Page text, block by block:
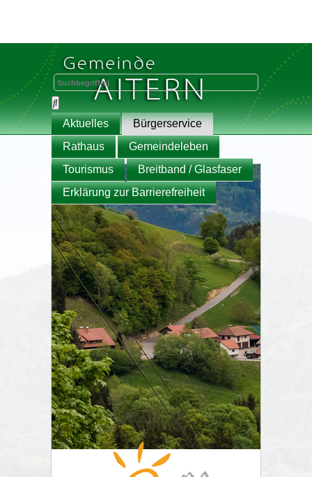
Aktuelles
Bürgerservice
Rathaus
Gemeindeleben
Tourismus
Breitband / Glasfaser
Erklärung zur Barrierefreiheit